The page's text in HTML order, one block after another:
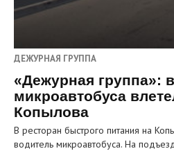
ДЕЖУРНАЯ ГРУППА
«Дежурная группа»:
микроавтобуса
Копылова
В ресторан быстрого питания на
водитель микроавтобуса. На